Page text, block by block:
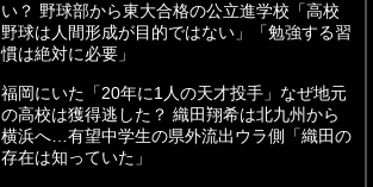
い？ 野球部から東大合格の公立進学校「高校
野球は人間形成が目的ではない」「勉強する習
慣は絶対に必要」
福岡にいた「20年に1人の天才投手」なぜ地元
の高校は獲得逃した？ 織田翔希は北九州から
横浜へ…有望中学生の県外流出ウラ側「織田の
存在は知っていた」